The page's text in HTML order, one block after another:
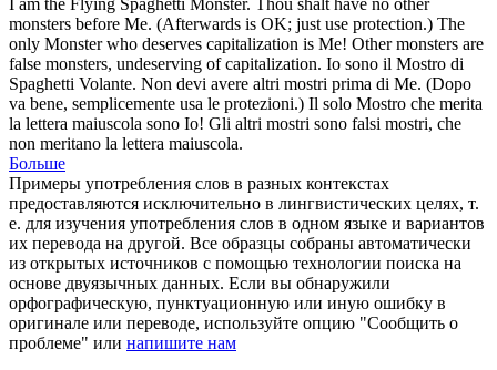
I am the Flying Spaghetti Monster. Thou shalt have no other
monsters before Me. (Afterwards is OK; just use protection.) The
only Monster who deserves capitalization is Me! Other monsters are
false monsters, undeserving of capitalization. Io sono il Mostro di
Spaghetti Volante. Non devi avere altri mostri prima di Me. (Dopo
va bene, semplicemente usa le protezioni.) Il solo Mostro che merita
la lettera maiuscola sono Io! Gli altri mostri sono falsi mostri, che
non meritano la lettera maiuscola.
Больше
Примеры употребления слов в разных контекстах
предоставляются исключительно в лингвистических целях, т.
е. для изучения употребления слов в одном языке и вариантов
их перевода на другой. Все образцы собраны автоматически
из открытых источников с помощью технологии поиска на
основе двуязычных данных. Если вы обнаружили
орфографическую, пунктуационную или иную ошибку в
оригинале или переводе, используйте опцию "Сообщить о
проблеме" или напишите нам